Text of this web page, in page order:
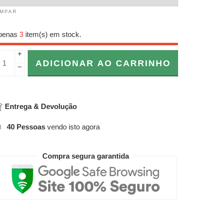
3 item(s) em stock.
+
−
ADICIONAR AO CARRINHO
Entrega & Devolução
40 Pessoas vendo isto agora
Compra segura garantida